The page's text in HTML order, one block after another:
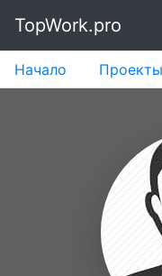
TopWork.pro
Начало Проекты